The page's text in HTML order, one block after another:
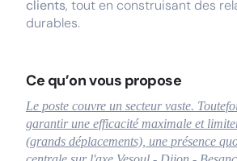
clients, tout en construisant des
durables.
Ce qu’on vous propose
Le poste couvre un secteur vaste.
garantir une efficacité maximale et
(grands déplacements), une présence